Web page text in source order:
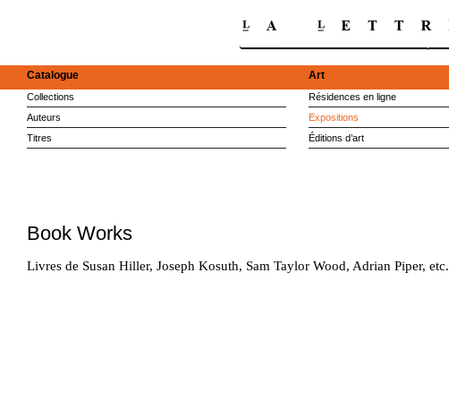
Catalogue
Collections
Auteurs
Titres
Art
Résidences en ligne
Expositions
Éditions d’art
Book Works
Livres de Susan Hiller, Joseph Kosuth, Sam Taylor Wood, Adrian Piper, etc.